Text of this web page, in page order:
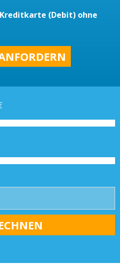
Kreditkarte (Debit) ohne